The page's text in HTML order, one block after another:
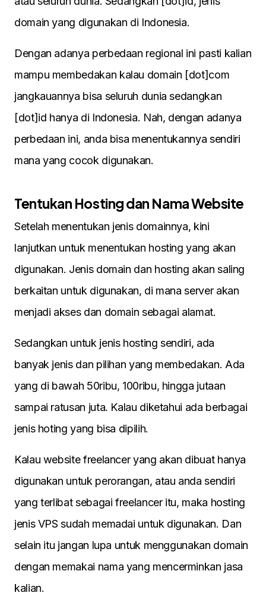
domain yang digunakan di Indonesia.
Dengan adanya perbedaan regional ini pasti kalian
mampu membedakan kalau domain [dot]com
jangkauannya bisa seluruh dunia sedangkan
[dot]id hanya di Indonesia. Nah, dengan adanya
perbedaan ini, anda bisa menentukannya sendiri
mana yang cocok digunakan.
Tentukan Hosting dan Nama Website
Setelah menentukan jenis domainnya, kini
lanjutkan untuk menentukan hosting yang akan
digunakan. Jenis domain dan hosting akan saling
berkaitan untuk digunakan, di mana server akan
menjadi akses dan domain sebagai alamat.
Sedangkan untuk jenis hosting sendiri, ada
banyak jenis dan pilihan yang membedakan. Ada
yang di bawah 50ribu, 100ribu, hingga jutaan
sampai ratusan juta. Kalau diketahui ada berbagai
jenis hoting yang bisa dipilih.
Kalau website freelancer yang akan dibuat hanya
digunakan untuk perorangan, atau anda sendiri
yang terlibat sebagai freelancer itu, maka hosting
jenis VPS sudah memadai untuk digunakan. Dan
selain itu jangan lupa untuk menggunakan domain
dengan memakai nama yang mencerminkan jasa
kalian.